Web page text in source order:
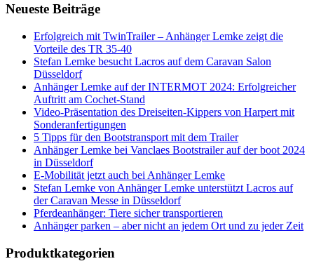
Neueste Beiträge
Erfolgreich mit TwinTrailer – Anhänger Lemke zeigt die
Vorteile des TR 35-40
Stefan Lemke besucht Lacros auf dem Caravan Salon
Düsseldorf
Anhänger Lemke auf der INTERMOT 2024: Erfolgreicher
Auftritt am Cochet-Stand
Video-Präsentation des Dreiseiten-Kippers von Harpert mit
Sonderanfertigungen
5 Tipps für den Bootstransport mit dem Trailer
Anhänger Lemke bei Vanclaes Bootstrailer auf der boot 2024
in Düsseldorf
E-Mobilität jetzt auch bei Anhänger Lemke
Stefan Lemke von Anhänger Lemke unterstützt Lacros auf
der Caravan Messe in Düsseldorf
Pferdeanhänger: Tiere sicher transportieren
Anhänger parken – aber nicht an jedem Ort und zu jeder Zeit
Produktkategorien